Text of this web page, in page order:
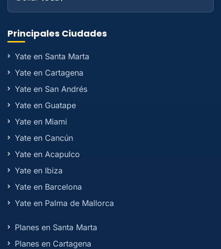
Principales Ciudades
Yate en Santa Marta
Yate en Cartagena
Yate en San Andrés
Yate en Guatape
Yate en Miami
Yate en Cancún
Yate en Acapulco
Yate en Ibiza
Yate en Barcelona
Yate en Palma de Mallorca
Planes en Santa Marta
Planes en Cartagena